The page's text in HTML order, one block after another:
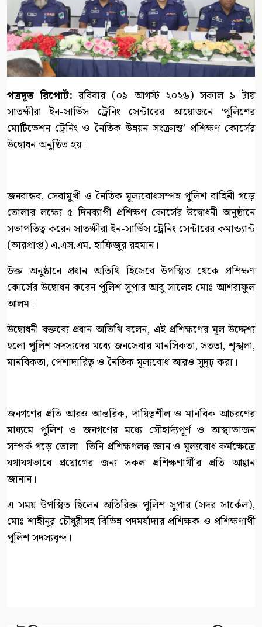
পত্রদূত রিপোর্ট: রবিবার (০৯ আগস্ট ২০২৬) সকাল ৯ টায়
সাতক্ষীরা ইন-সার্ভিস ট্রেনিং সেন্টারের আয়োজনে ‘পুলিশের
মোটিভেশন ট্রেনিং ও নৈতিক উন্নয়ন সংক্রান্ত’ প্রশিক্ষণ কোর্সের
উদ্বোধন অনুষ্ঠিত হয়।
জনবান্ধব, সেবামুখী ও নৈতিক মূল্যবোধসম্পন্ন পুলিশ বাহিনী গড়ে
তোলার লক্ষ্যে ৫ দিনব্যাপী প্রশিক্ষণ কোর্সের উদ্বোধনী অনুষ্ঠানে
সভাপতিত্ব করেন সাতক্ষীরা ইন-সার্ভিস ট্রেনিং সেন্টারের কমান্ড্যান্ট
(ভারপ্রাপ্ত) এ.এস.এম. হাফিজুর রহমান।
উক্ত অনুষ্ঠানে প্রধান অতিথি হিসেবে উপস্থিত থেকে প্রশিক্ষণ
কোর্সের উদ্বোধন করেন পুলিশ সুপার আবু সালেহ মোঃ আশরাফুল
আলম।
উদ্বোধনী বক্তব্যে প্রধান অতিথি বলেন, এই প্রশিক্ষণের মূল উদ্দেশ্য
হলো পুলিশ সদস্যদের মধ্যে জনসেবার মানসিকতা, সততা, শৃঙ্খলা,
মানবিকতা, পেশাদারিত্ব ও নৈতিক মূল্যবোধ আরও সুদৃঢ় করা।
জনগণের প্রতি আরও আন্তরিক, দায়িত্বশীল ও মানবিক আচরণের
মাধ্যমে পুলিশ ও জনগণের মধ্যে সৌহার্দ্যপূর্ণ ও আস্থাভাজন
সম্পর্ক গড়ে তোলা। তিনি প্রশিক্ষণলব্ধ জ্ঞান ও মূল্যবোধ কর্মক্ষেত্রে
যথাযথভাবে প্রয়োগের জন্য সকল প্রশিক্ষণার্থী’র প্রতি আহ্বান
জানান।
এ সময় উপস্থিত ছিলেন অতিরিক্ত পুলিশ সুপার (সদর সার্কেল),
মোঃ শাহীনুর চৌধুরীসহ বিভিন্ন পদমর্যাদার প্রশিক্ষক ও প্রশিক্ষণার্থী
পুলিশ সদস্যবৃন্দ।